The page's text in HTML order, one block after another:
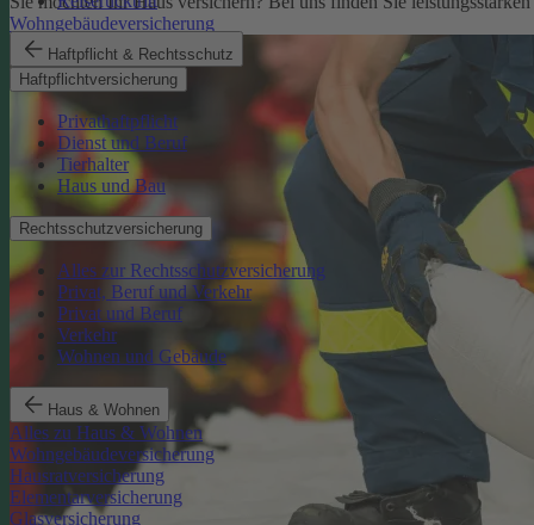
Haftpflicht & Rechtsschutz
Haftpflichtversicherung
Privathaftpflicht
Dienst und Beruf
Tierhalter
Haus und Bau
Rechtsschutzversicherung
Alles zur Rechtsschutzversicherung
Privat, Beruf und Verkehr
Privat und Beruf
Verkehr
Wohnen und Gebäude
Haus & Wohnen
Alles zu Haus & Wohnen
Wohngebäudeversicherung
Hausratversicherung
Elementarversicherung
Glasversicherung
Wohngebäudeversicherung